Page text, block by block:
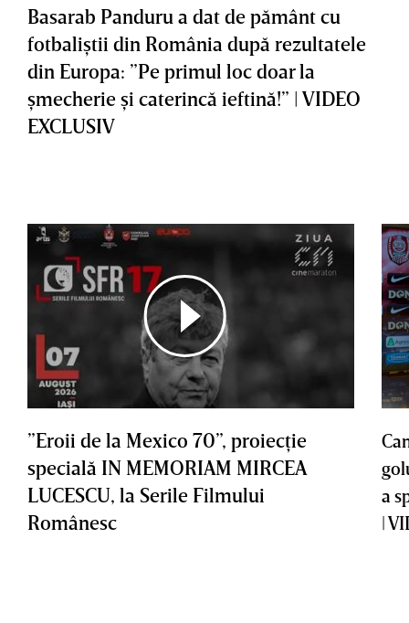
Basarab Panduru a dat de pământ cu
fotbaliştii din România după rezultatele
din Europa: ”Pe primul loc doar la
şmecherie şi caterincă ieftină!” | VIDEO
EXCLUSIV
”Eroii de la Mexico 70”, proiecţie
specială IN MEMORIAM MIRCEA
LUCESCU, la Serile Filmului
Românesc
a
|